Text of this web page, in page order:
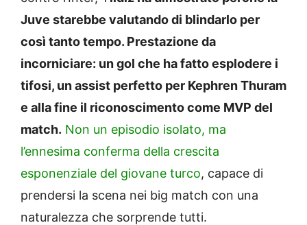
Juve starebbe valutando di blindarlo per
così tanto tempo. Prestazione da
incorniciare: un gol che ha fatto esplodere i
tifosi, un assist perfetto per Kephren Thuram
e alla fine il riconoscimento come MVP del
match. Non un episodio isolato, ma
l’ennesima conferma della crescita
esponenziale del giovane turco, capace di
prendersi la scena nei big match con una
naturalezza che sorprende tutti.